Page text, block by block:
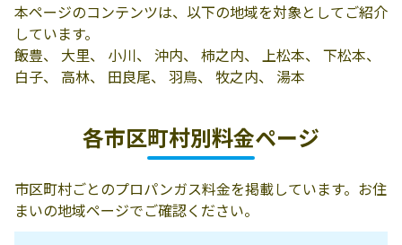
本ページのコンテンツは、以下の地域を対象としてご紹介
しています。
飯豊、 大里、 小川、 沖内、 柿之内、 上松本、 下松本、
白子、 高林、 田良尾、 羽鳥、 牧之内、 湯本
各市区町村別料金ページ
市区町村ごとのプロパンガス料金を掲載しています。お住
まいの地域ページでご確認ください。